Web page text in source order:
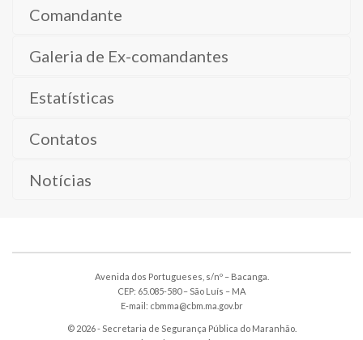
Comandante
Galeria de Ex-comandantes
Estatísticas
Contatos
Notícias
Avenida dos Portugueses, s/nº – Bacanga.
CEP: 65.085-580 – São Luís – MA
E-mail: cbmma@cbm.ma.gov.br
© 2026 - Secretaria de Segurança Pública do Maranhão.